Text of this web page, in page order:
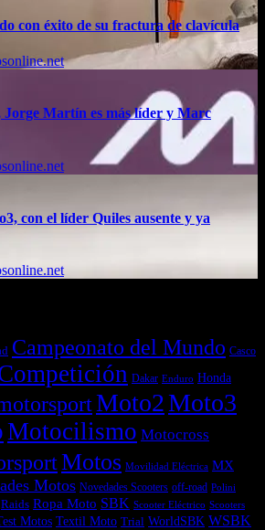
con éxito de su fractura de clavícula
Jorge Martín es más líder y Marc
con el líder Quiles ausente y ya
Campeonato del Mundo Casco
Dakar Enduro Honda
Moto2Moto3
Motocilismo Motocross
Motos Movilidad Eléctrica MX
Motos Novedades Scooters off-road Polini
Raids Ropa Moto SBK Scooter Eléctrico Scooters
Motos Textil Moto Trial WorldSBK WSBK